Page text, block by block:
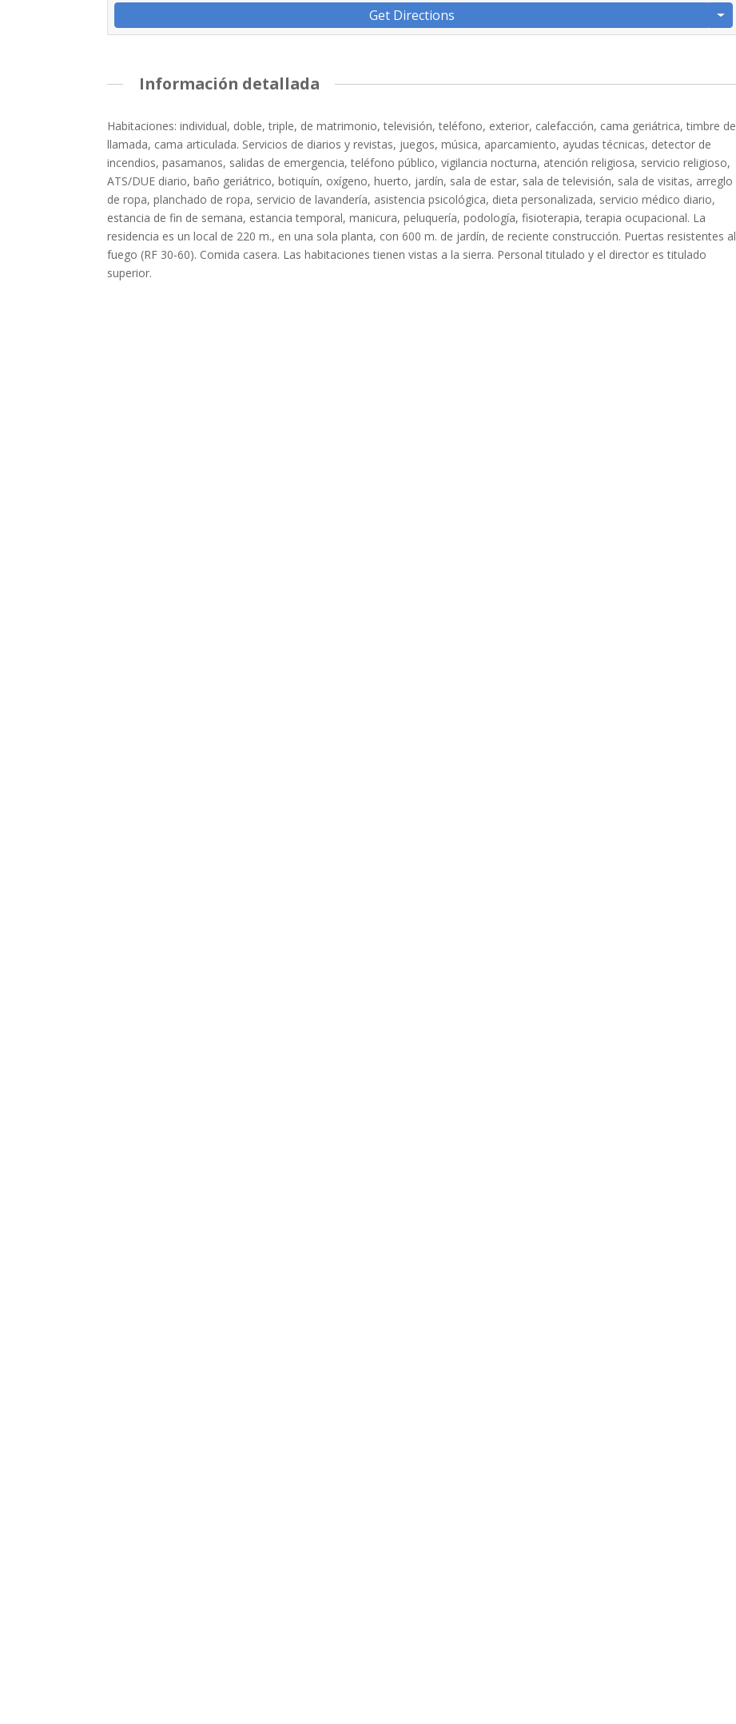
Get Directions
Información detallada
Habitaciones: individual, doble, triple, de matrimonio, televisión, teléfono, exterior, calefacción, cama geriátrica, timbre de
llamada, cama articulada. Servicios de diarios y revistas, juegos, música, aparcamiento, ayudas técnicas, detector de
incendios, pasamanos, salidas de emergencia, teléfono público, vigilancia nocturna, atención religiosa, servicio religioso,
ATS/DUE diario, baño geriátrico, botiquín, oxígeno, huerto, jardín, sala de estar, sala de televisión, sala de visitas, arreglo
de ropa, planchado de ropa, servicio de lavandería, asistencia psicológica, dieta personalizada, servicio médico diario,
estancia de fin de semana, estancia temporal, manicura, peluquería, podología, fisioterapia, terapia ocupacional. La
residencia es un local de 220 m., en una sola planta, con 600 m. de jardín, de reciente construcción. Puertas resistentes al
fuego (RF 30-60). Comida casera. Las habitaciones tienen vistas a la sierra. Personal titulado y el director es titulado
superior.